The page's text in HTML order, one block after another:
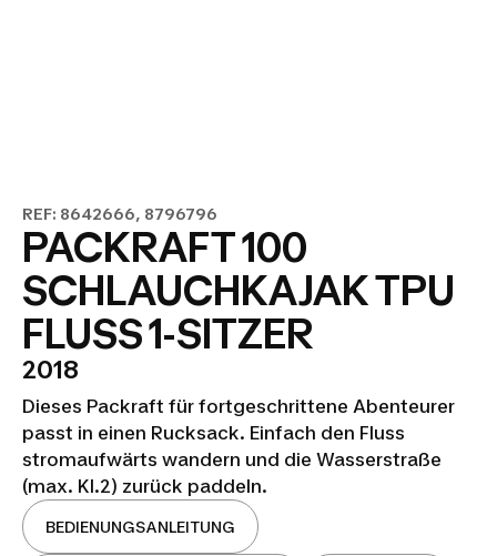
REF: 8642666, 8796796
PACKRAFT 100
SCHLAUCHKAJAK TPU
FLUSS 1-SITZER
2018
Dieses Packraft für fortgeschrittene Abenteurer
passt in einen Rucksack. Einfach den Fluss
stromaufwärts wandern und die Wasserstraße
(max. Kl.2) zurück paddeln.
BEDIENUNGSANLEITUNG